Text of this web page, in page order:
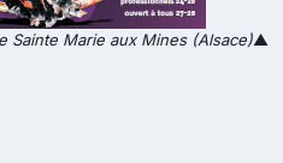
Sainte Marie aux Mines (Alsace)▲